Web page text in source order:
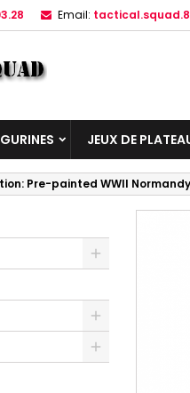
Email:
JEUX DE
Pre-painted WWII